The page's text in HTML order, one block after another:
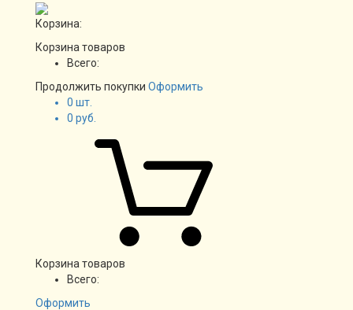
Корзина:
Корзина товаров
Всего:
Продолжить покупки Оформить
0 шт.
0 руб.
Корзина товаров
Всего:
Оформить